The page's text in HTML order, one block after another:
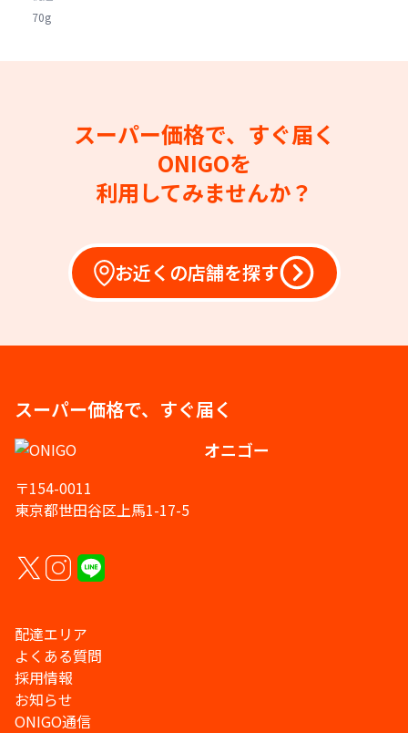
70g
スーパー価格で、すぐ届く
ONIGOを
利用してみませんか？
お近くの店舗を探す
スーパー価格で、すぐ届く
オニゴー
〒154-0011
東京都世田谷区上馬1-17-5
配達エリア
よくある質問
採用情報
お知らせ
ONIGO通信